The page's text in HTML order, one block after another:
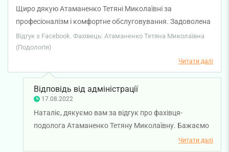
Щиро дякую Атаманенко Тетяні Миколаївні за
професіоналізм і комфортне обслуговування. Задоволена
як результатом, так і тактовністю лікаря.
Відгук з Facebook. Фахівець: Атаманенко Тетяна Миколаївна
(Подологія)
Читати далі
Відповідь від адміністрації
17.08.2022
Наталіє, дякуємо вам за відгук про фахівця-
подолога Атаманенко Тетяну Миколаївну. Бажаємо
Читати далі